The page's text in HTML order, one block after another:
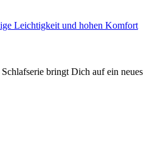
Leichtigkeit und hohen Komfort
bringt Dich auf ein neues